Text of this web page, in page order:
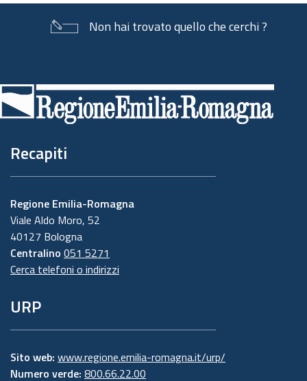
Non hai trovato quello che cerchi ?
di
pagina
Recapiti
Regione Emilia-Romagna
Viale Aldo Moro, 52
40127 Bologna
Centralino 051 5271
Cerca telefoni o indirizzi
URP
Sito web: www.regione.emilia-romagna.it/urp/
Numero verde: 800.66.22.00